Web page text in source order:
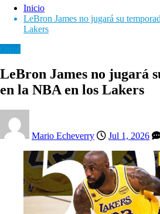
Inicio
LeBron James no jugará su
Lakers
LeBron James no jugará
en la NBA en los Lakers
Mario Echeverry Jul 1, 2026